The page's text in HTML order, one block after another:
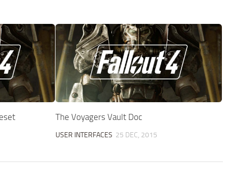
The Voyagers Vault Doc
USER INTERFACES 25 DEC, 2015